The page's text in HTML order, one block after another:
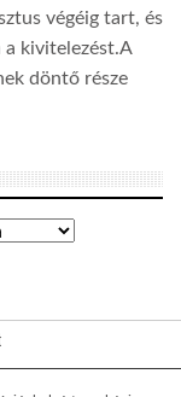
végéig tart, és
a kivitelezést.A
döntő része